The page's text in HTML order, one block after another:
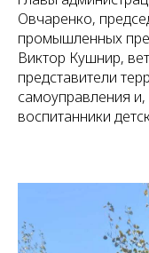
Овчаренко,
промышленных
Виктор Кушнир,
представители
самоуправления
воспитанники